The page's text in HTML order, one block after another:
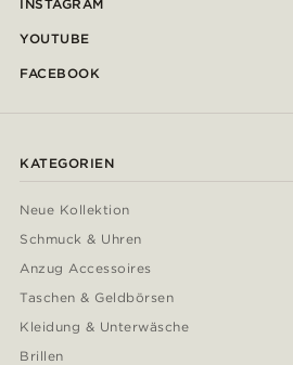
INSTAGRAM
YOUTUBE
FACEBOOK
KATEGORIEN
Neue Kollektion
Schmuck & Uhren
Anzug Accessoires
Taschen & Geldbörsen
Kleidung & Unterwäsche
Brillen